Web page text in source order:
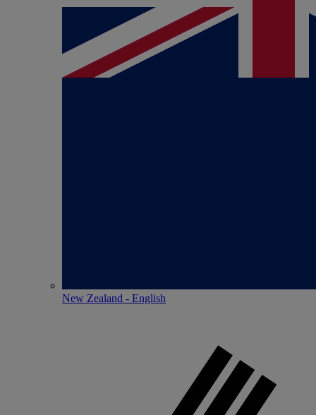
New Zealand - English